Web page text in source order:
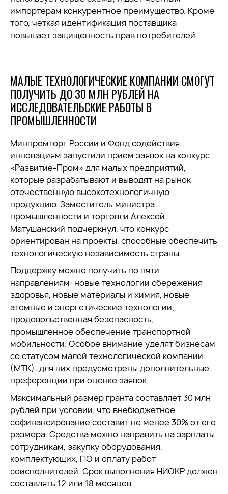
импортерам конкурентное преимущество. Кроме
того, четкая идентификация поставщика
повышает защищенность прав потребителей.
МАЛЫЕ ТЕХНОЛОГИЧЕСКИЕ КОМПАНИИ СМОГУТ
ПОЛУЧИТЬ ДО 30 МЛН РУБЛЕЙ НА
ИССЛЕДОВАТЕЛЬСКИЕ РАБОТЫ В
ПРОМЫШЛЕННОСТИ
Минпромторг России и Фонд содействия
инновациям запустили прием заявок на конкурс
«Развитие-Пром» для малых предприятий,
которые разрабатывают и выводят на рынок
отечественную высокотехнологичную
продукцию. Заместитель министра
промышленности и торговли Алексей
Матушанский подчеркнул, что конкурс
ориентирован на проекты, способные обеспечить
технологическую независимость страны.
Поддержку можно получить по пяти
направлениям: новые технологии сбережения
здоровья, новые материалы и химия, новые
атомные и энергетические технологии,
продовольственная безопасность,
промышленное обеспечение транспортной
мобильности. Особое внимание уделят бизнесам
со статусом малой технологической компании
(МТК): для них предусмотрены дополнительные
преференции при оценке заявок.
Максимальный размер гранта составляет 30 млн
рублей при условии, что внебюджетное
софинансирование составит не менее 30% от его
размера. Средства можно направить на зарплаты
сотрудникам, закупку оборудования,
комплектующих, ПО и оплату работ
соисполнителей. Срок выполнения НИОКР должен
составлять 12 или 18 месяцев.